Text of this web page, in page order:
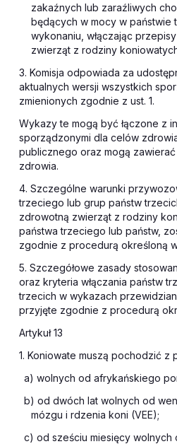
zakaźnych lub zaraźliwych
będących w mocy w państwie
wykonaniu, włączając
zwierząt z rodziny
3. Komisja odpowiada za
aktualnych wersji wszystkich
zmienionych zgodnie z ust. 1.
Wykazy te mogą być łączone z
sporządzonymi dla celów
publicznego oraz mogą
zdrowia.
4. Szczególne warunki
trzeciego lub grup państw
zdrowotną zwierząt z rodziny
państwa trzeciego lub państw,
zgodnie z procedurą określoną
5. Szczegółowe zasady
oraz kryteria włączania państw
trzecich w wykazach
przyjęte zgodnie z procedurą
Artykuł 13
1. Koniowate muszą pochodzić z
a) wolnych od afrykańskiego
b) od dwóch lat wolnych od
mózgu i rdzenia koni (VEE);
c) od sześciu miesięcy wolnych